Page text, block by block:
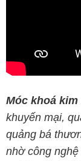
Móc khoá
khuyến mại,
quảng bá
nhờ công